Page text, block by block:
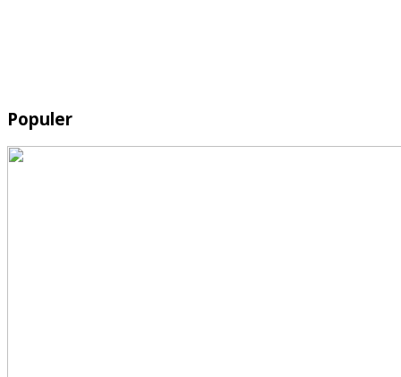
Populer